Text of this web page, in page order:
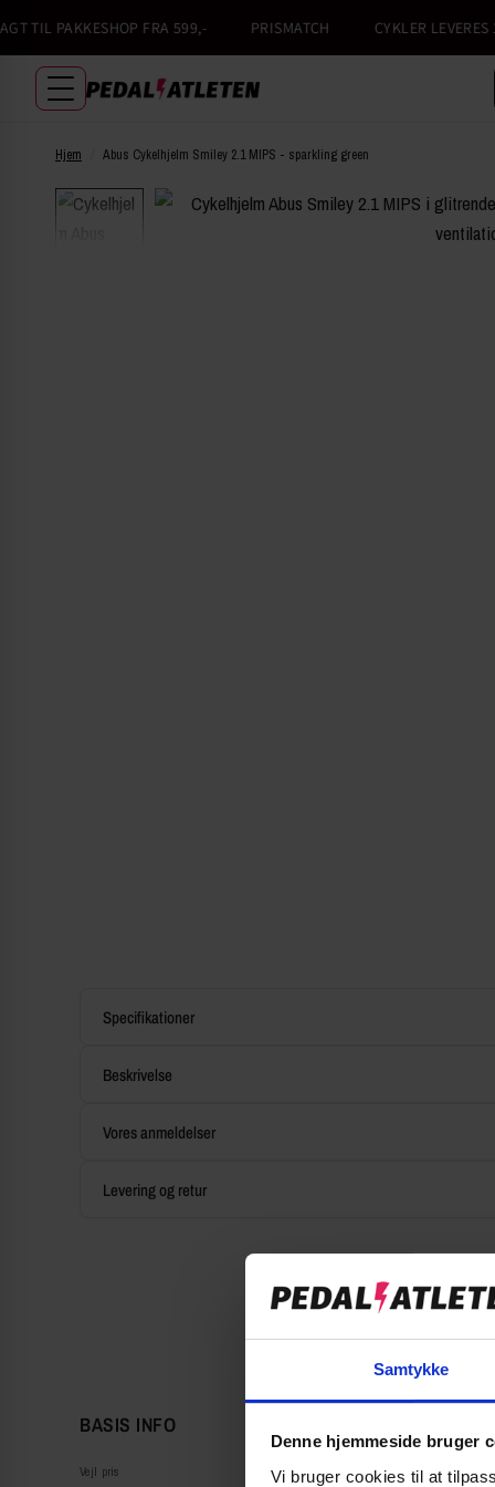
Samtykke
Denne hjemmeside bruger
Vi bruger cookies til at
PAKKESHOP FRA 599,- PRISMATCH CYKLER LEVERES
Hjem Abus Cykelhjelm Smiley 2.1 MIPS - sparkling green
Specifikationer
Beskrivelse
Vores anmeldelser
Levering og retur
BASIS INFO
Vejl pris